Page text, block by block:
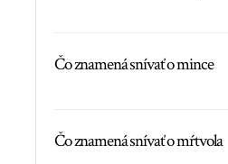
Čo znamená snívať o mince
Čo znamená snívať o mŕtvola